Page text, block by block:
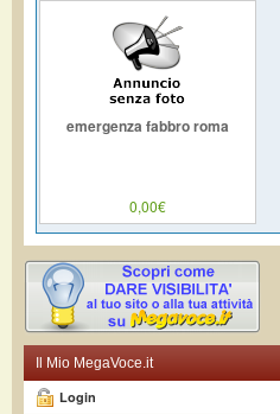
emergenza fabbro roma
0,00€
Il Mio MegaVoce.it
Login